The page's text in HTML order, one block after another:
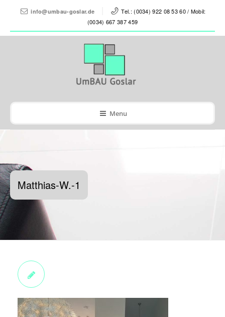
info@umbau-goslar.de
Tel.: (0034) 922 08 53 60 / Mobil:
(0034) 667 387 459
Menu
Matthias-W.-1